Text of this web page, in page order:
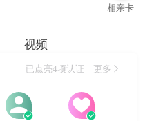
相亲卡
视频
已点亮4项认证 更多



